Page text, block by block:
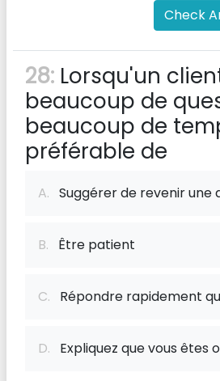
Check
28: Lorsqu'un
beaucoup de
beaucoup de
préférable de
A. Suggérer de revenir une
B. Être patient
C. Répondre rapidement
D. Expliquez que vous êtes